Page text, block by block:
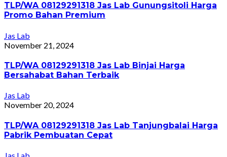
TLP/WA 08129291318 Jas Lab Gunungsitoli Harga
Promo Bahan Premium
Jas Lab
November 21, 2024
TLP/WA 08129291318 Jas Lab Binjai Harga
Bersahabat Bahan Terbaik
Jas Lab
November 20, 2024
TLP/WA 08129291318 Jas Lab Tanjungbalai Harga
Pabrik Pembuatan Cepat